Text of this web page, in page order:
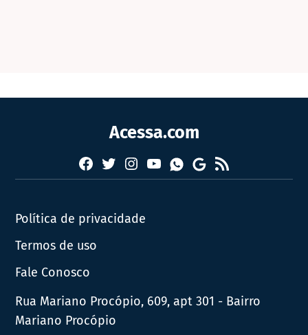
Acessa.com
Facebook
TwitterInstagram
YouTubeWhatsapp
Google
News
RSS
Política de privacidade
Termos de uso
Fale Conosco
Rua Mariano Procópio, 609, apt 301 - Bairro
Mariano Procópio